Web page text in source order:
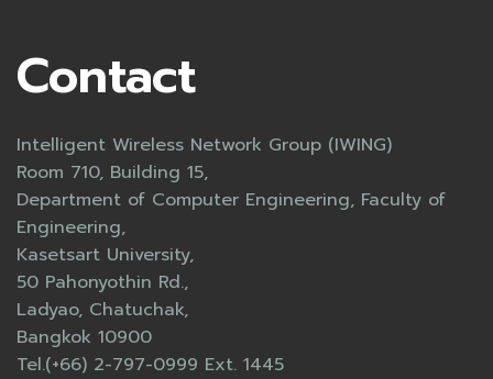
Contact
Intelligent Wireless Network Group (IWING)
Room 710, Building 15,
Department of Computer Engineering, Faculty of
Engineering,
Kasetsart University,
50 Pahonyothin Rd.,
Ladyao, Chatuchak,
Bangkok 10900
Tel.(+66) 2-797-0999 Ext. 1445